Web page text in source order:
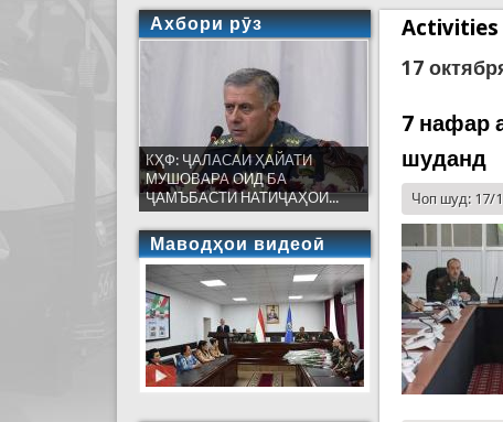
17
7 нафар
шуданд
Чоп шуд: 17/
Ахбори рӯз
КҲФ: ҶАЛАСАИ ҲАЙАТИ
МУШОВАРА ОИД БА
ҶАМЪБАСТИ НАТИҶАҲОИ...
Маводҳои видеоӣ